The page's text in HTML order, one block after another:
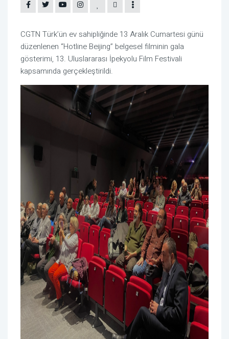
CGTN Türk’ün ev sahipliğinde 13 Aralık Cumartesi günü
düzenlenen “Hotline Beijing” belgesel filminin gala
gösterimi, 13. Uluslararası İpekyolu Film Festivali
kapsamında gerçekleştirildi.